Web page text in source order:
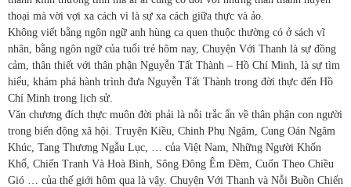
thoại mà vời vợi xa cách vì là sự xa cách giữa thực và ảo.
Không viết bằng ngôn ngữ anh hùng ca quen thuộc thường có ở sách vĩ
nhân, bằng ngôn ngữ của tuổi trẻ hôm nay, Chuyện Với Thanh là sự đồng
cảm, thân thiết với thân phận Nguyễn Tất Thành – Hồ Chí Minh, là sự tìm
hiểu, khám phá hành trình đưa Nguyễn Tất Thành trong đời thực đến Hồ
Chí Minh trong lịch sử.
Văn chương đích thực muôn đời phải là nỗi trắc ẩn về thân phận con người
trong biến động xã hội. Truyện Kiều, Chinh Phụ Ngâm, Cung Oán Ngâm
Khúc, Tang Thương Ngẫu Lục, … của Việt Nam, Những Người Khốn
Khổ, Chiến Tranh Và Hoà Bình, Sông Đông Êm Đềm, Cuốn Theo Chiều
Gió … của thế giới hôm qua là vậy. Chuyện Với Thanh và Nỗi Buồn Chiến